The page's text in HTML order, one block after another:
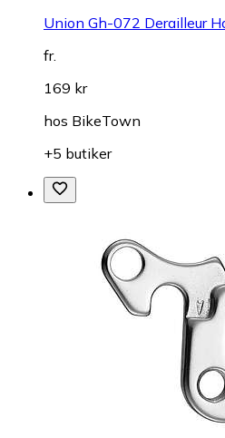
Union Gh-072 Derailleur
fr.
169 kr
hos BikeTown
+5 butiker